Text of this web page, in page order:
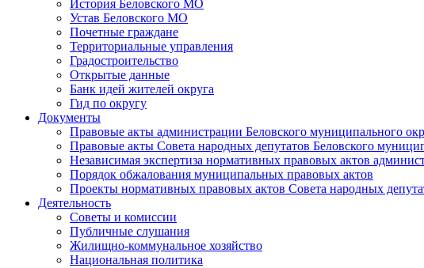
История Беловского МО
Устав Беловского МО
Почетные граждане
Территориальные управления
Градостроительство
Открытые данные
Банк идей жителей округа
Гид по округу
Документы
Правовые акты администрации Беловского муниципального
Правовые акты Совета народных депутатов Беловского
Независимая экспертиза нормативных правовых актов
Порядок обжалования муниципальных правовых актов
Проекты нормативных правовых актов Совета народных
Деятельность
Советы и комиссии
Публичные слушания
Жилищно-коммунальное хозяйство
Национальная политика